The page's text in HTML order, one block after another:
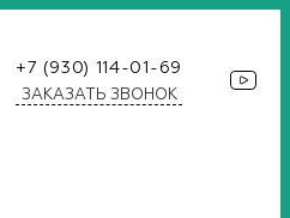
+7 (930) 114-01-69
ЗАКАЗАТЬ ЗВОНОК